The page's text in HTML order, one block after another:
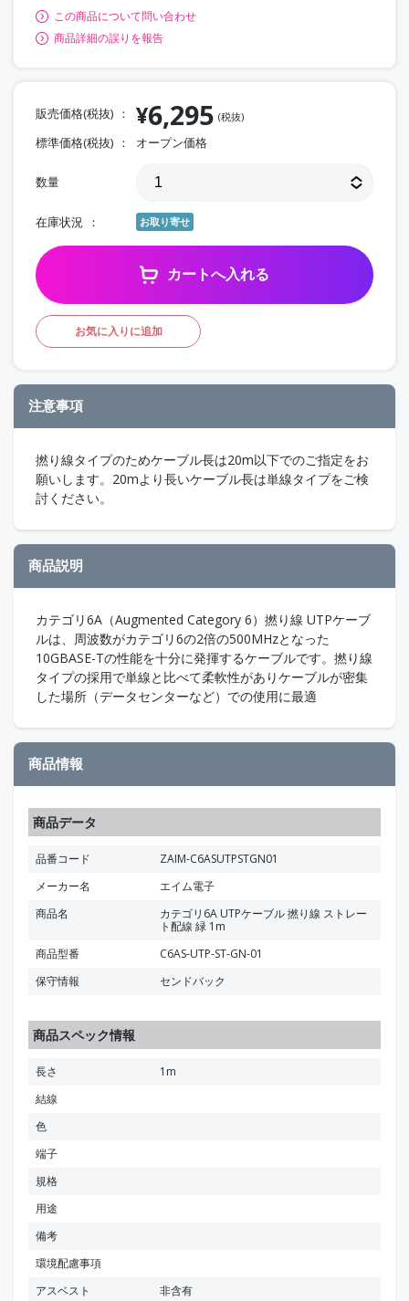
この商品について問い合わせ
商品詳細の誤りを報告
販売価格(税抜) ¥6,295 (税抜)
標準価格(税抜) オープン価格
数量
在庫状況 お取り寄せ
カートへ入れる
お気に入りに追加
注意事項
撚り線タイプのためケーブル長は20m以下でのご指定をお
願いします。20mより長いケーブル長は単線タイプをご検
討ください。
商品説明
カテゴリ6A（Augmented Category 6）撚り線 UTPケーブ
ルは、周波数がカテゴリ6の2倍の500MHzとなった
10GBASE-Tの性能を十分に発揮するケーブルです。撚り線
タイプの採用で単線と比べて柔軟性がありケーブルが密集
した場所（データセンターなど）での使用に最適
商品情報
商品データ
品番コード
ZAIM-C6ASUTPSTGN01
メーカー名
エイム電子
商品名
カテゴリ6A UTPケーブル 撚り線 ストレー
ト配線 緑 1m
商品型番
C6AS-UTP-ST-GN-01
保守情報
センドバック
商品スペック情報
長さ
1m
結線
色
端子
規格
用途
備考
環境配慮事項
アスベスト
非含有